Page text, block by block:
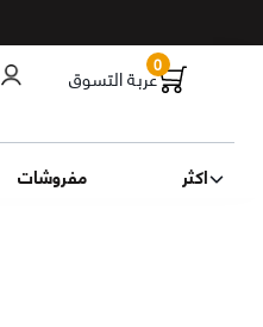
عربة التسوق0
مفروشات اكثر